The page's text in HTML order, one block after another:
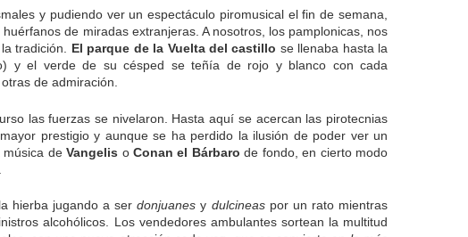
y pudiendo ver un espectáculo piromusical el fin de semana,
de miradas extranjeras. A nosotros, los pamplonicas, nos
tradición. El parque de la Vuelta del castillo se llenaba hasta la
y el verde de su césped se teñía de rojo y blanco con cada
de admiración.
las fuerzas se nivelaron. Hasta aquí se acercan las pirotecnias
prestigio y aunque se ha perdido la ilusión de poder ver un
música deVangelis o Conan el Bárbaro de fondo, en cierto modo
hierba jugando a serdonjuanes y dulcineaspor un rato mientras
alcohólicos. Los vendedores ambulantes sortean la multitud